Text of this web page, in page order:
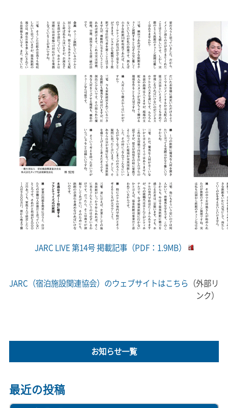
JARC LIVE 第14号 掲載記事（PDF：1.9MB）
JARC（宿泊施設関連協会）のウェブサイトはこちら （外部リ
ンク）
お知らせ一覧
最近の投稿